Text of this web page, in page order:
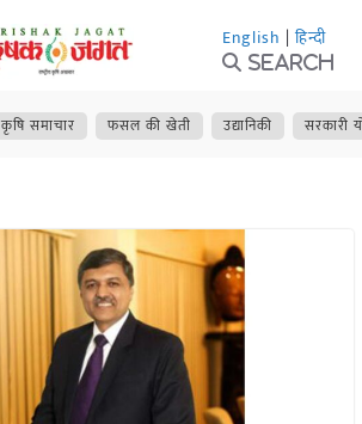
English | हिन्दी
Search
कृषि समाचार फसल की खेती उद्यानिकी सरकारी